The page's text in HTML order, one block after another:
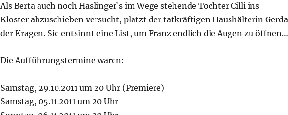
Als Berta auch noch Haslinger`s im Wege stehende Tochter Cilli ins
Kloster abzuschieben versucht, platzt der tatkräftigen Haushälterin Gerda
der Kragen. Sie entsinnt eine List, um Franz endlich die Augen zu öffnen…
Die Aufführungstermine waren:
Samstag, 29.10.2011 um 20 Uhr (Premiere)
Samstag, 05.11.2011 um 20 Uhr